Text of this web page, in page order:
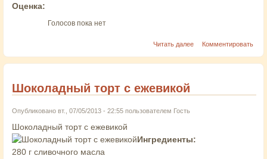
Оценка:
Голосов пока нет
Читать далее Комментировать
Шоколадный торт с ежевикой
Опубликовано вт., 07/05/2013 - 22:55 пользователем Гость
Шоколадный торт с ежевикой
Ингредиенты:
280 г сливочного масла